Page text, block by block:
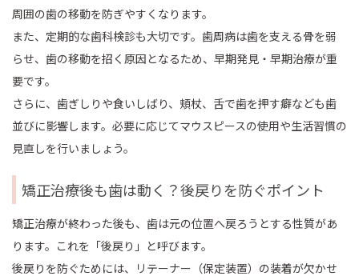
周囲の歯の移動を防ぎやすくなります。
また、定期的な歯科検診も大切です。歯周病は歯を支える骨を弱
らせ、歯の移動を招く原因となるため、早期発見・早期治療が重
要です。
さらに、歯ぎしりや食いしばり、頬杖、舌で歯を押す癖なども歯
並びに影響します。必要に応じてマウスピースの使用や生活習慣の
見直しを行いましょう。
矯正治療後も歯は動く？後戻りを防ぐポイント
矯正治療が終わった後も、歯は元の位置へ戻ろうとする性質があ
ります。これを「後戻り」と呼びます。
後戻りを防ぐためには、リテーナー（保定装置）の装着が欠かせ